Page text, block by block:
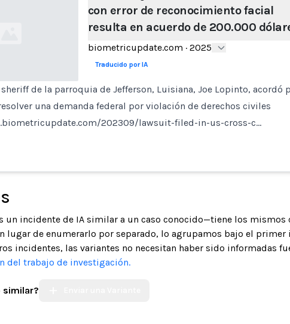
con error de reconocimiento facial
resulta en acuerdo de 200.000
biometricupdate.com · 2025
Traducido por IA
de la parroquia de Jefferson, Luisiana, Joe Lopinto, acordó
una demanda federal por violación de derechos civiles
202309/lawsuit-filed-in-us-cross-c…
un incidente de IA similar a un caso conocido—tiene los mismos
lugar de enumerarlo por separado, lo agrupamos bajo el
incidentes, las variantes no necesitan haber sido informadas
del trabajo de investigación.
similar?